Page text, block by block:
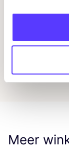
Galago
Meer